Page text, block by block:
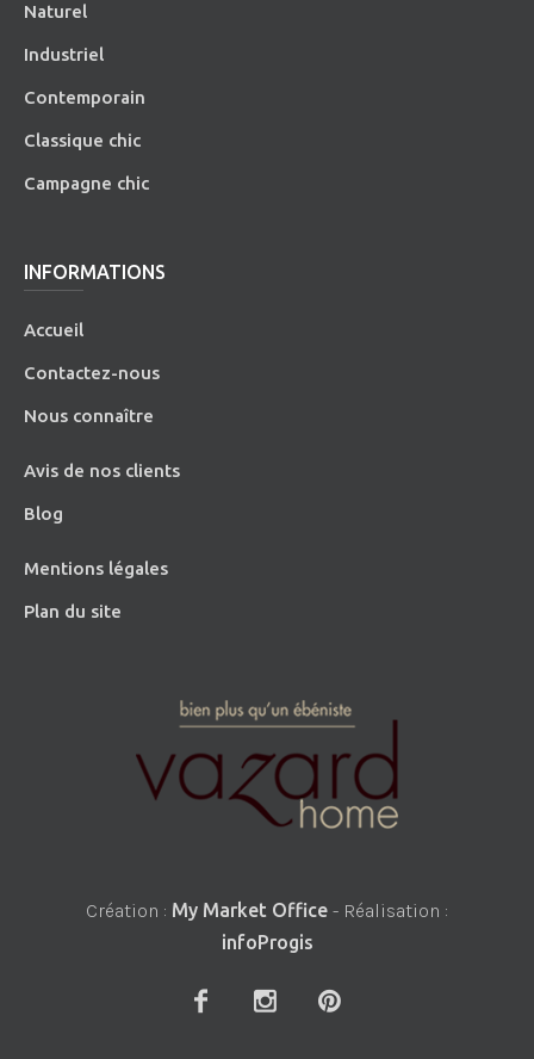
Naturel
Industriel
Contemporain
Classique chic
Campagne chic
INFORMATIONS
Accueil
Contactez-nous
Nous connaître
Avis de nos clients
Blog
Mentions légales
Plan du site
Création : My Market Office - Réalisation :
infoProgis